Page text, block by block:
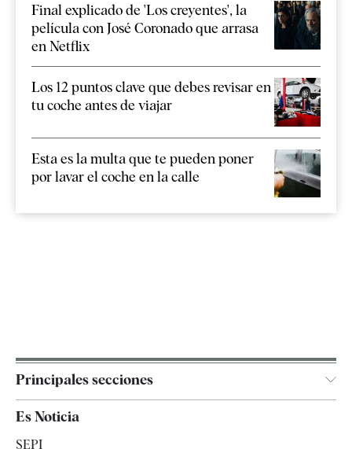
Final explicado de 'Los creyentes', la
película con José Coronado que arrasa
en Netflix
Los 12 puntos clave que debes revisar en
tu coche antes de viajar
Esta es la multa que te pueden poner
por lavar el coche en la calle
Principales secciones
España
Es Noticia
SEPI